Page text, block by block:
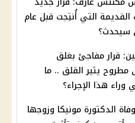
القديمة التي أُنتِجت قبل عام
قرار مفاجئ بغلق
يثير القلق .. ما
هذا الإجراء؟
الدكتورة مونيكا وزوجها